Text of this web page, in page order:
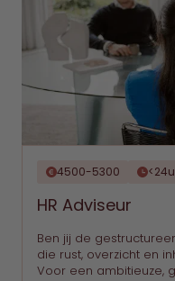
4500-5300 <24u
HR Adviseur
Ben jij de
die rust, overzicht en
Voor een ambitieuze,